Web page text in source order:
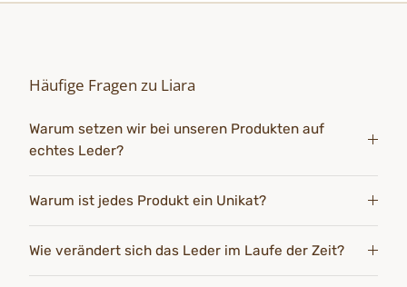
Häufige Fragen zu Liara
Warum setzen wir bei unseren Produkten auf
echtes Leder?
Warum ist jedes Produkt ein Unikat?
Wie verändert sich das Leder im Laufe der Zeit?